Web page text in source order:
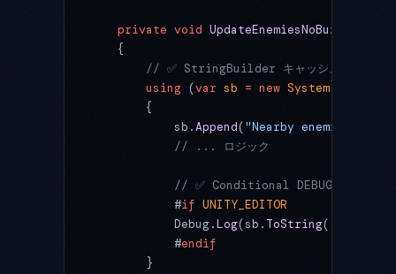
    private
void UpdateEnemiesNoBurst
    {
// ✅ StringBuilder キャッシュで
        using
(var sb = new System
        {
            sb.
Append("Nearby enemies: "
            // ... ロジック
            // ✅ Conditional DEBUG だけ使用
            #
if UNITY_EDITOR
            Debug.
Log(sb. ToString());
            #
endif
        }